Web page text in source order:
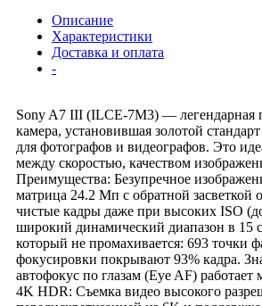
Описание
Характеристики
Доставка и оплата
-
Sony A7 III (ILCE-7M3) — легендарная
камера, установившая золотой
для фотографов и видеографов. Это
между скоростью, качеством
Преимущества: Безупречное
матрица 24.2 Мп с обратной засветкой
чистые кадры даже при высоких ISO
широкий динамический диапазон в 15
который не промахивается: 693 точки
фокусировки покрывают 93% кадра.
автофокус по глазам (Eye AF)
4K HDR: Съемка видео высокого